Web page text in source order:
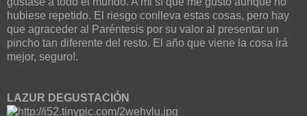
hubiese repetido. El riesgo conlleva estas cosas, pero hay
que agraceder al Paréntesis por su valor al presentar un
pincho tan diferente del resto. El año que viene la cosa irá
mejor, seguro!.
LAZUR DEGUSTACIÓN